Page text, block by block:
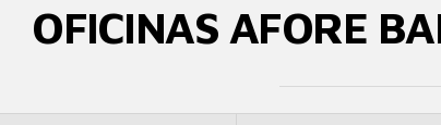
OFICINAS AFORE